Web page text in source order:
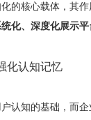
的核心载体，其作
统化、深度化展示平
化认知记忆
认知的基础，而